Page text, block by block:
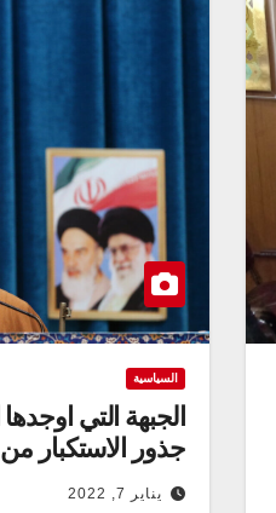
السياسية
الجبهة التي
جذور الاستكبار
يناير 7, 2022